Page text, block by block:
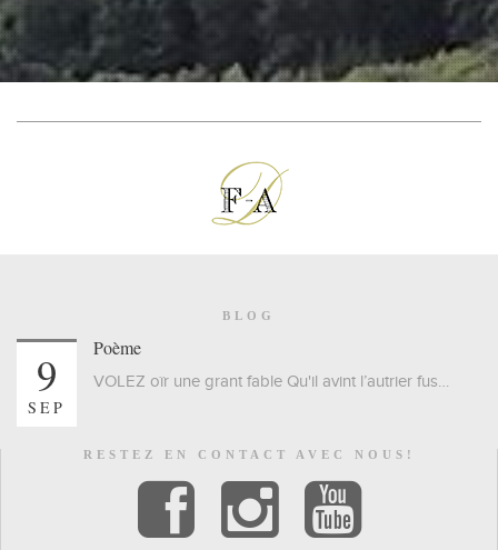
BLOG
9
SEP
Poème
VOLEZ oïr une grant fable Qu'il avint l’autrier fus…
RESTEZ EN CONTACT AVEC NOUS!